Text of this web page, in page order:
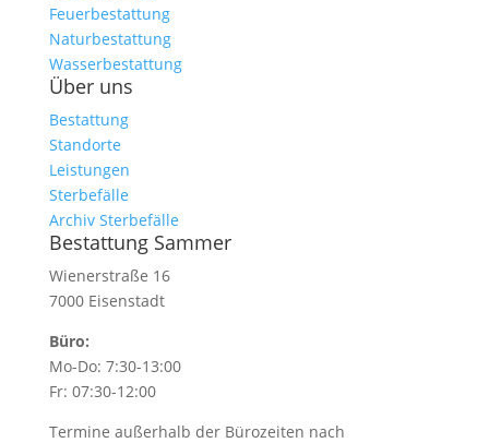
Feuerbestattung
Naturbestattung
Wasserbestattung
Über uns
Bestattung
Standorte
Leistungen
Sterbefälle
Archiv Sterbefälle
Bestattung Sammer
Wienerstraße 16
7000 Eisenstadt
Büro:
Mo-Do: 7:30-13:00
Fr: 07:30-12:00
Termine außerhalb der Bürozeiten nach